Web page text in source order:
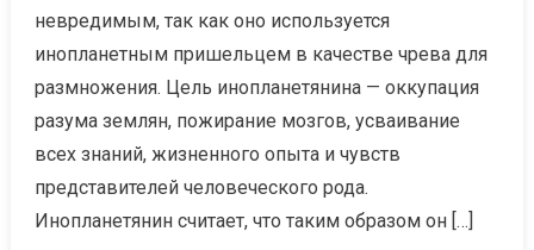
невредимым, так как оно используется
инопланетным пришельцем в качестве чрева для
размножения. Цель инопланетянина — оккупация
разума землян, пожирание мозгов, усваивание
всех знаний, жизненного опыта и чувств
представителей человеческого рода.
Инопланетянин считает, что таким образом он […]